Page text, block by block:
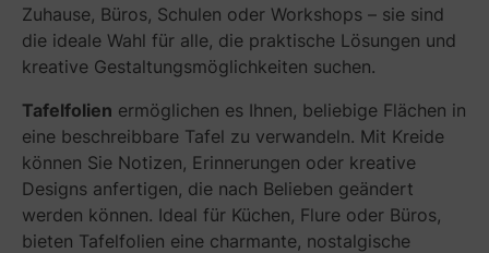
Zuhause, Büros, Schulen oder Workshops – sie sind
die ideale Wahl für alle, die praktische Lösungen und
kreative Gestaltungsmöglichkeiten suchen.
Tafelfolien ermöglichen es Ihnen, beliebige Flächen in
eine beschreibbare Tafel zu verwandeln. Mit Kreide
können Sie Notizen, Erinnerungen oder kreative
Designs anfertigen, die nach Belieben geändert
werden können. Ideal für Küchen, Flure oder Büros,
bieten Tafelfolien eine charmante, nostalgische